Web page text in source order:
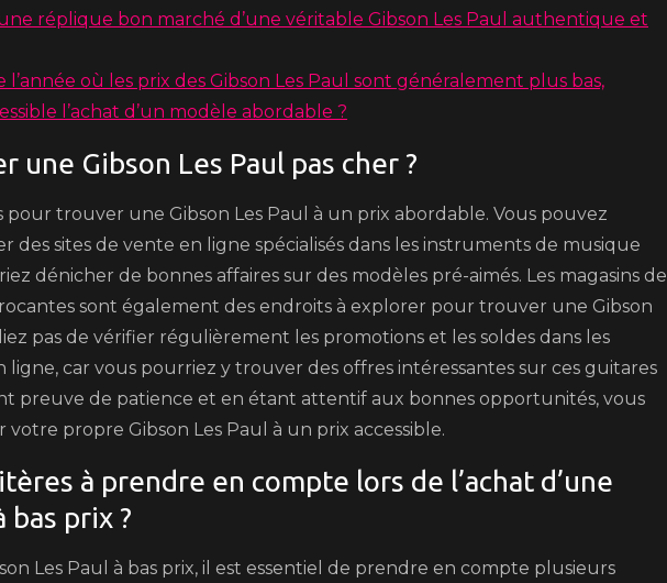
réplique bon marché d’une véritable Gibson Les Paul authentique et
l’année où les prix des Gibson Les Paul sont généralement plus bas,
l’achat d’un modèle abordable ?
une Gibson Les Paul pas cher ?
pour trouver une Gibson Les Paul à un prix abordable. Vous pouvez
des sites de vente en ligne spécialisés dans les instruments de musique
dénicher de bonnes affaires sur des modèles pré-aimés. Les magasins de
sont également des endroits à explorer pour trouver une Gibson
pas de vérifier régulièrement les promotions et les soldes dans les
ligne, car vous pourriez y trouver des offres intéressantes sur ces guitares
preuve de patience et en étant attentif aux bonnes opportunités, vous
propre Gibson Les Paul à un prix accessible.
à prendre en compte lors de l’achat d’une
bas prix ?
Les Paul à bas prix, il est essentiel de prendre en compte plusieurs